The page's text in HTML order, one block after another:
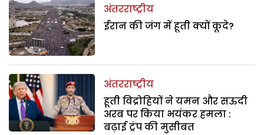
अंतरराष्ट्रीय
ईरान की जंग में हूती क्यों कूदे?
अंतरराष्ट्रीय
हूती विद्रोहियों ने यमन और सऊदी
अरब पर किया भयंकर हमला :
बढ़ाई ट्रंप की मुसीबत